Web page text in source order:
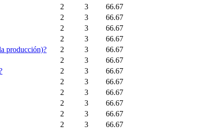
2 3
66.67
2 3
66.67
2 3
66.67
2 3
66.67
producción)? 2 3
66.67
2 3
66.67
2 3
66.67
2 3
66.67
2 3
66.67
2 3
66.67
2 3
66.67
2 3
66.67